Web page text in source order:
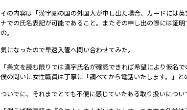
その内容は「漢字圏の国の外国人が申し出た場合、カードには
ナでの氏名表記が可能であること。またその申し出の際には証
の。
気になったので早速入管へ問い合わせてみた。
「条文を読む限りでは漢字氏名が確認できれば希望により仮名
僕の問いに女性職員は丁寧に「調べてから電話いたします。」と
ついでに、それまでとても不便に感じていたある取り扱いについ